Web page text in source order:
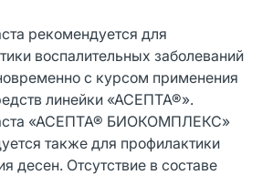
рекомендуется для
воспалительных заболеваний
с курсом применения
линейки «АСЕПТА®».
«АСЕПТА® БИОКОМПЛЕКС»
также для профилактики
десен. Отсутствие в составе